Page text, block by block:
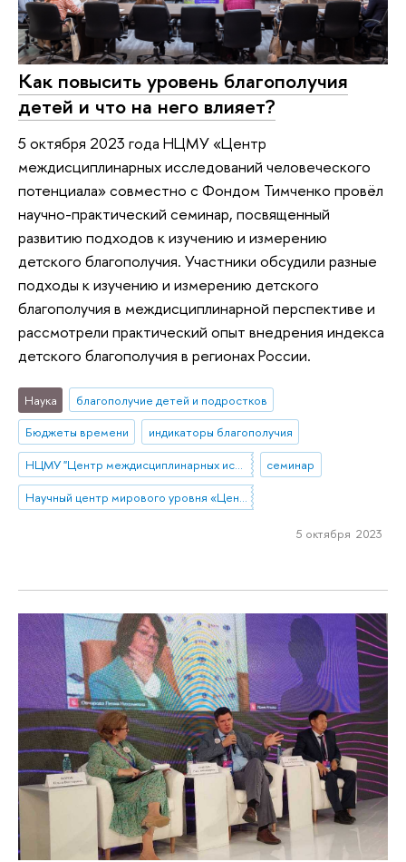
Как повысить уровень благополучия
детей и что на него влияет?
5 октября 2023 года НЦМУ «Центр
междисциплинарных исследований человеческого
потенциала» совместно с Фондом Тимченко провёл
научно-практический семинар, посвященный
развитию подходов к изучению и измерению
детского благополучия. Участники обсудили разные
подходы к изучению и измерению детского
благополучия в междисциплинарной перспективе и
рассмотрели практический опыт внедрения индекса
детского благополучия в регионах России.
Наука
благополучие детей и подростков
Бюджеты времени
индикаторы благополучия
НЦМУ "Центр междисциплинарных исследований человеческого потенциала"
семинар
Научный центр мирового уровня «Центр междисциплинарных исследований человеческого потенциала»
5 октября 2023